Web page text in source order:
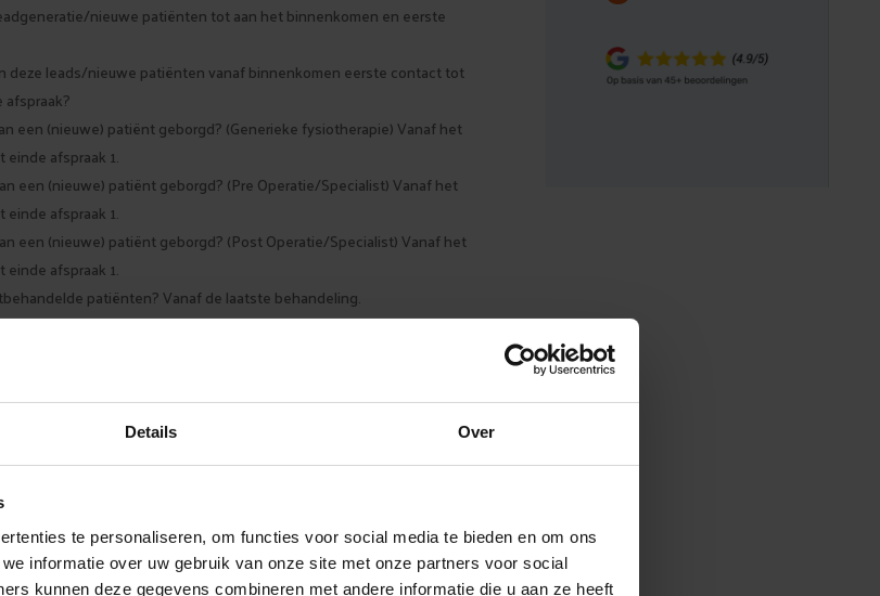
Details Over
te personaliseren, om functies voor social media te bieden en om ons
informatie over uw gebruik van onze site met onze partners voor social
kunnen deze gegevens combineren met andere informatie die u aan ze heeft
nieuwe patiënten tot aan het binnenkomen en eerste
deze leads/nieuwe patiënten vanaf binnenkomen eerste contact tot
een (nieuwe) patiënt geborgd? (Generieke fysiotherapie) Vanaf het
afspraak 1.
een (nieuwe) patiënt geborgd? (Pre Operatie/Specialist) Vanaf het
afspraak 1.
een (nieuwe) patiënt geborgd? (Post Operatie/Specialist) Vanaf het
afspraak 1.
patiënten? Vanaf de laatste behandeling.
het volledige cliëntcontact?
goede opvolgingzullen